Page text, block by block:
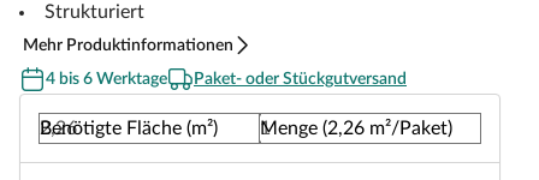
Strukturiert
Mehr Produktinformationen
4 bis 6 Werktage
Paket- oder Stückgutversand
Benötigte Fläche (m²) Menge (2,26 m²/Paket)